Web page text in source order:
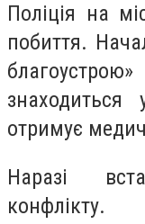
Поліція на
побиття.
отримує
Наразі
конфлікту.